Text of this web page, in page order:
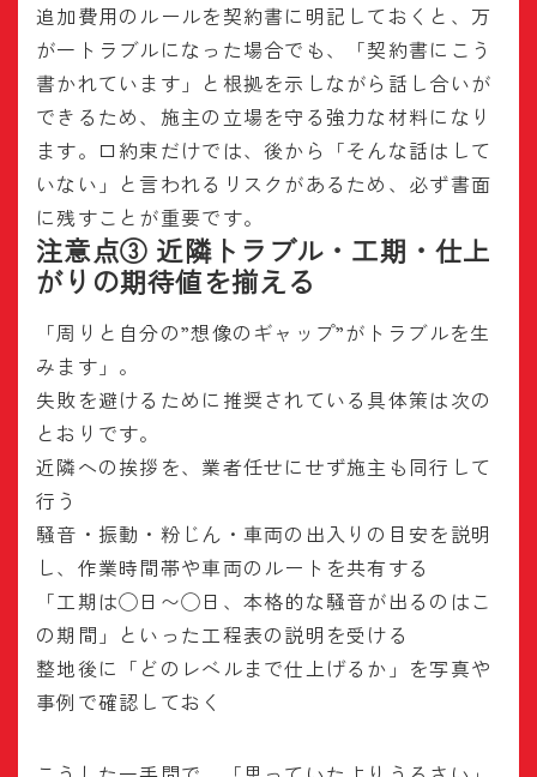
追加費用のルールを契約書に明記しておくと、万
が一トラブルになった場合でも、「契約書にこう
書かれています」と根拠を示しながら話し合いが
できるため、施主の立場を守る強力な材料になり
ます。口約束だけでは、後から「そんな話はして
いない」と言われるリスクがあるため、必ず書面
に残すことが重要です。
注意点③ 近隣トラブル・工期・仕上
がりの期待値を揃える
「周りと自分の”想像のギャップ”がトラブルを生
みます」。
失敗を避けるために推奨されている具体策は次の
とおりです。
近隣への挨拶を、業者任せにせず施主も同行して
行う
騒音・振動・粉じん・車両の出入りの目安を説明
し、作業時間帯や車両のルートを共有する
「工期は◯日〜◯日、本格的な騒音が出るのはこ
の期間」といった工程表の説明を受ける
整地後に「どのレベルまで仕上げるか」を写真や
事例で確認しておく